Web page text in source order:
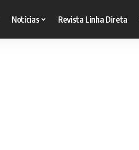
Notícias Revista Linha Direta